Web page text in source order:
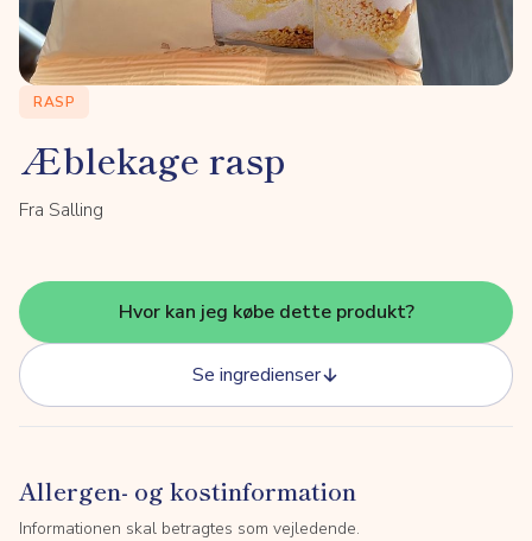
RASP
Æblekage rasp
Fra Salling
Hvor kan jeg købe dette produkt?
Se ingredienser
Allergen- og kostinformation
Informationen skal betragtes som vejledende.